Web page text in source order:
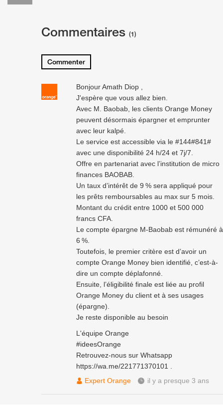
Commentaires (1)
Commenter
Bonjour Amath Diop ,
J'espère que vous allez bien.
Avec M. Baobab, les clients Orange Money
peuvent désormais épargner et emprunter
avec leur kalpé.
Le service est accessible via le #144#841#
avec une disponibilité 24 h/24 et 7j/7.
Offre en partenariat avec l’institution de micro
finances BAOBAB.
Un taux d’intérêt de 9 % sera appliqué pour
les prêts remboursables au max sur 5 mois.
Montant du crédit entre 1000 et 500 000
francs CFA.
Le compte épargne M-Baobab est rémunéré à
6 %.
Toutefois, le premier critère est d’avoir un
compte Orange Money bien identifié, c’est-à-
dire un compte déplafonné.
Ensuite, l’éligibilité finale est liée au profil
Orange Money du client et à ses usages
(épargne).
Je reste disponible au besoin
L'équipe Orange
#ideesOrange
Retrouvez-nous sur Whatsapp
https://wa.me/221771370101
Expert Orange
il y a presque 3 ans